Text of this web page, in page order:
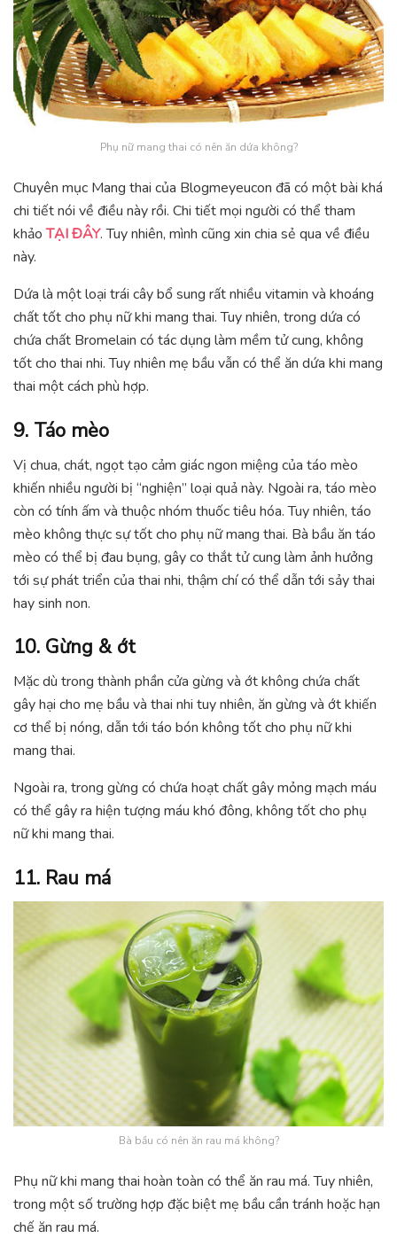
Phụ nữ mang thai có nên ăn dứa không?
Chuyên mục Mang thai của Blogmeyeucon đã có một bài khá
chi tiết nói về điều này rồi. Chi tiết mọi người có thể tham
khảoTẠI ĐÂY. Tuy nhiên, mình cũng xin chia sẻ qua về điều
này.
Dứa là một loại trái cây bổ sung rất nhiều vitamin và khoáng
chất tốt cho phụ nữ khi mang thai. Tuy nhiên, trong dứa có
chứa chất Bromelain có tác dụng làm mềm tử cung, không
tốt cho thai nhi. Tuy nhiên mẹ bầu vẫn có thể ăn dứa khi mang
thai một cách phù hợp.
9. Táo mèo
Vị chua, chát, ngọt tạo cảm giác ngon miệng của táo mèo
khiến nhiều người bị “nghiện” loại quả này. Ngoài ra, táo mèo
còn có tính ấm và thuộc nhóm thuốc tiêu hóa. Tuy nhiên, táo
mèo không thực sự tốt cho phụ nữ mang thai. Bà bầu ăn táo
mèo có thể bị đau bụng, gây co thắt tử cung làm ảnh hưởng
tới sự phát triển của thai nhi, thậm chí có thể dẫn tới sảy thai
hay sinh non.
10. Gừng & ớt
Mặc dù trong thành phần cửa gừng và ớt không chứa chất
gây hại cho mẹ bầu và thai nhi tuy nhiên, ăn gừng và ớt khiến
cơ thể bị nóng, dẫn tới táo bón không tốt cho phụ nữ khi
mang thai.
Ngoài ra, trong gừng có chứa hoạt chất gây mỏng mạch máu
có thể gây ra hiện tượng máu khó đông, không tốt cho phụ
nữ khi mang thai.
11. Rau má
Bà bầu có nên ăn rau má không?
Phụ nữ khi mang thai hoàn toàn có thể ăn rau má. Tuy nhiên,
trong một số trường hợp đặc biệt mẹ bầu cần tránh hoặc hạn
chế ăn rau má.